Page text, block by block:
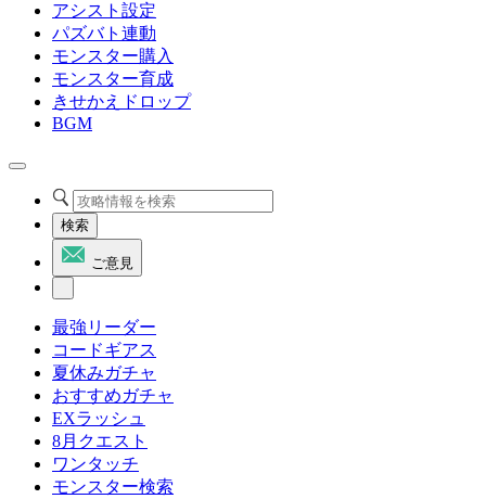
アシスト設定
パズバト連動
モンスター購入
モンスター育成
きせかえドロップ
BGM
検索
ご意見
最強リーダー
コードギアス
夏休みガチャ
おすすめガチャ
EXラッシュ
8月クエスト
ワンタッチ
モンスター検索